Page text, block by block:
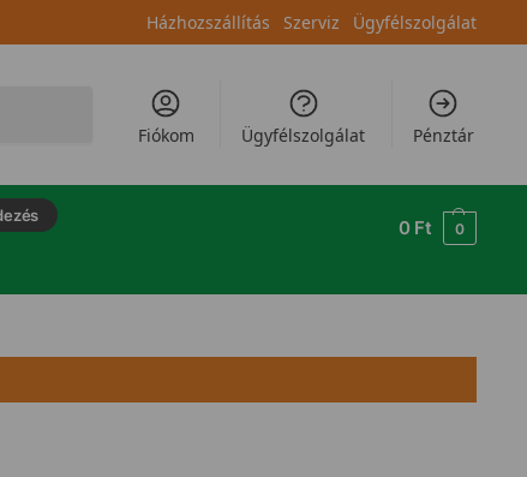
Házhozszállítás Szerviz Ügyfélszolgálat
Fiókom Ügyfélszolgálat Pénztár
0 Ft 0